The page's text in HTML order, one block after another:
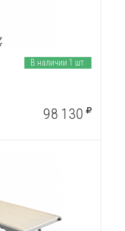
В наличии 1 шт.
98 130